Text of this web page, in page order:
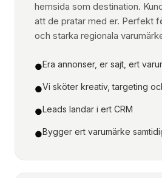
hemsida som destination.
att de pratar med er. Perfekt
och starka regionala
●Era annonser, er sajt, ert
●Vi sköter kreativ, targeting
●Leads landar i ert CRM
●Bygger ert varumärke